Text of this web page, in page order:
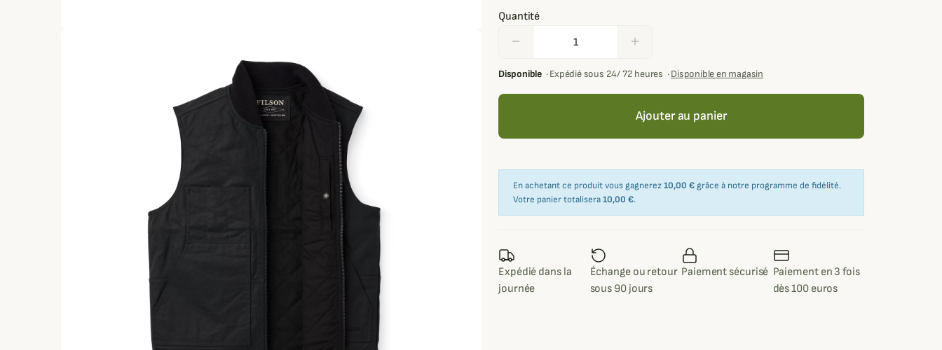
Quantité
remove add
Disponible ·Expédié sous 24/ 72 heures ·Disponible en magasin
Ajouter au panier
En achetant ce produit vous gagnerez10,00 € grâce à notre programme de fidélité.
Votre panier totalisera10,00 €.
Expédié dans la
journée
Échange ou retour
sous 90 jours
Paiement sécurisé Paiement en 3 fois
dès 100 euros